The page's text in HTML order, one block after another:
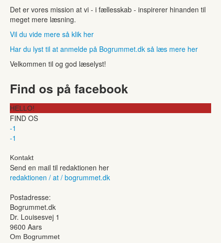
Det er vores mission at vi - i fællesskab - inspirerer hinanden til
meget mere læsning.
Vil du vide mere så klik her
Har du lyst til at anmelde på Bogrummet.dk så læs mere her
Velkommen til og god læselyst!
Find os på facebook
HELLO!
FIND OS
-1
-1
Kontakt
Send en mail til redaktionen her
redaktionen / at / bogrummet.dk
Postadresse:
Bogrummet.dk
Dr. Louisesvej 1
9600 Aars
Om Bogrummet